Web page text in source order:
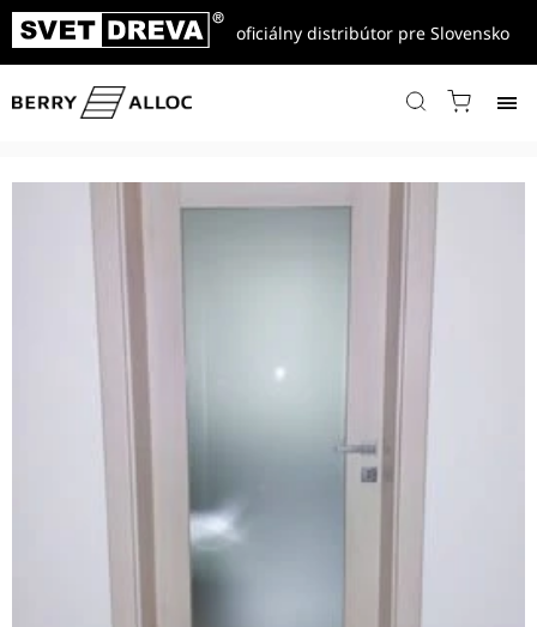
oficiálny distribútor pre Slovensko
Domov / Referencie / Dvere interiérové CPL, fólia, masívne
Rámové dvere CPL laminát, model U-4, dekór H1277 ST9 Lakeland